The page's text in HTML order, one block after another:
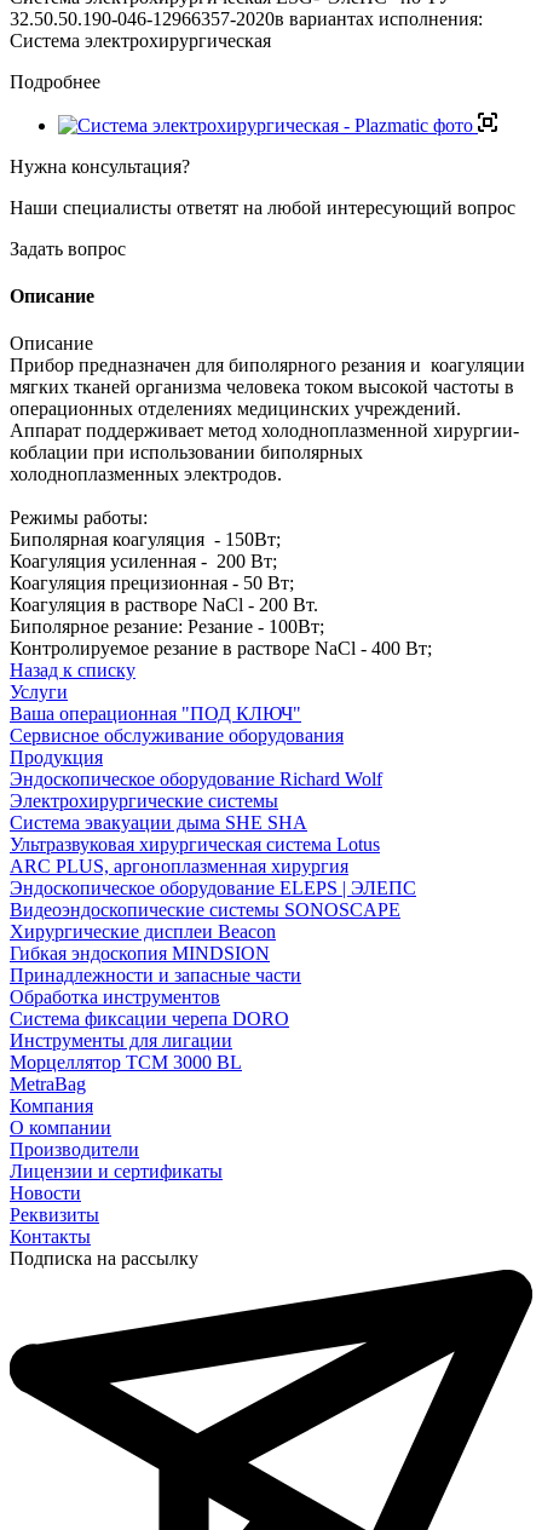
32.50.50.190-046-12966357-2020в вариантах исполнения:
Система электрохирургическая
Подробнее
Нужна консультация?
Наши специалисты ответят на любой интересующий вопрос
Задать вопрос
Описание
Описание
Прибор предназначен для биполярного резания и коагуляции
мягких тканей организма человека током высокой частоты в
операционных отделениях медицинских учреждений.
Аппарат поддерживает метод холодноплазменной хирургии-
коблации при использовании биполярных
холодноплазменных электродов.
Режимы работы:
Биполярная коагуляция - 150Вт;
Коагуляция усиленная - 200 Вт;
Коагуляция прецизионная - 50 Вт;
Коагуляция в растворе NaCl - 200 Вт.
Биполярное резание: Резание - 100Вт;
Контролируемое резание в растворе NaCl - 400 Вт;
Назад к списку
Услуги
Ваша операционная "ПОД КЛЮЧ"
Сервисное обслуживание оборудования
Продукция
Эндоскопическое оборудование Richard Wolf
Электрохирургические системы
Система эвакуации дыма SHE SHA
Ультразвуковая хирургическая система Lotus
ARC PLUS, аргоноплазменная хирургия
Эндоскопическое оборудование ELEPS | ЭЛЕПС
Видеоэндоскопические системы SONOSCAPE
Хирургические дисплеи Beacon
Гибкая эндоскопия MINDSION
Принадлежности и запасные части
Обработка инструментов
Система фиксации черепа DORO
Инструменты для лигации
Морцеллятор ТСМ 3000 BL
MetraBag
Компания
О компании
Производители
Лицензии и сертификаты
Новости
Реквизиты
Контакты
Подписка на рассылку